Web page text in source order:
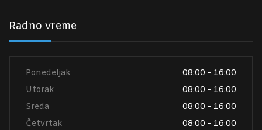
Radno vreme
Ponedeljak
08:00 - 16:00
Utorak
08:00 - 16:00
Sreda
08:00 - 16:00
Četvrtak
08:00 - 16:00